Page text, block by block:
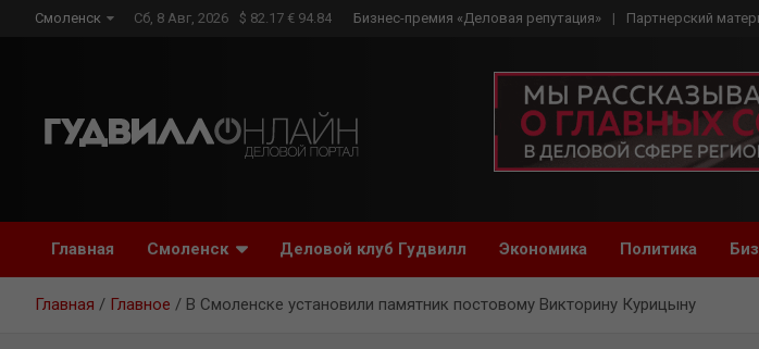
Смоленск Сб, 8 Авг, 2026 $ 82.17 € 94.84 Бизнес-премия «Деловая репутация» Партнерский
Главная Смоленск Деловой клуб Гудвилл Экономика Политика
Главная Главное В Смоленске установили памятник постовому Викторину Курицыну